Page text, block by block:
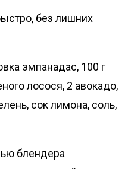
без лишних
эмпанадас, 100 г
лосося, 2 авокадо,
сок лимона, соль,
блендера